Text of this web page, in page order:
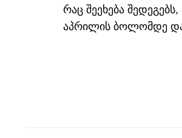
რაც შეეხება
აპრილის ბოლომდე